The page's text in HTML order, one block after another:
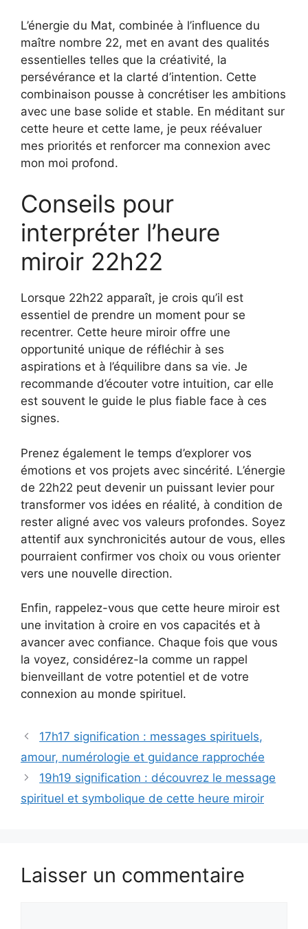
L’énergie du Mat, combinée à l’influence du
maître nombre 22, met en avant des qualités
essentielles telles que la créativité, la
persévérance et la clarté d’intention. Cette
combinaison pousse à concrétiser les ambitions
avec une base solide et stable. En méditant sur
cette heure et cette lame, je peux réévaluer
mes priorités et renforcer ma connexion avec
mon moi profond.
Conseils pour
interpréter l’heure
miroir 22h22
Lorsque 22h22 apparaît, je crois qu’il est
essentiel de prendre un moment pour se
recentrer. Cette heure miroir offre une
opportunité unique de réfléchir à ses
aspirations et à l’équilibre dans sa vie. Je
recommande d’écouter votre intuition, car elle
est souvent le guide le plus fiable face à ces
signes.
Prenez également le temps d’explorer vos
émotions et vos projets avec sincérité. L’énergie
de 22h22 peut devenir un puissant levier pour
transformer vos idées en réalité, à condition de
rester aligné avec vos valeurs profondes. Soyez
attentif aux synchronicités autour de vous, elles
pourraient confirmer vos choix ou vous orienter
vers une nouvelle direction.
Enfin, rappelez-vous que cette heure miroir est
une invitation à croire en vos capacités et à
avancer avec confiance. Chaque fois que vous
la voyez, considérez-la comme un rappel
bienveillant de votre potentiel et de votre
connexion au monde spirituel.
17h17 signification : messages spirituels,
amour, numérologie et guidance rapprochée
19h19 signification : découvrez le message
spirituel et symbolique de cette heure miroir
Laisser un commentaire